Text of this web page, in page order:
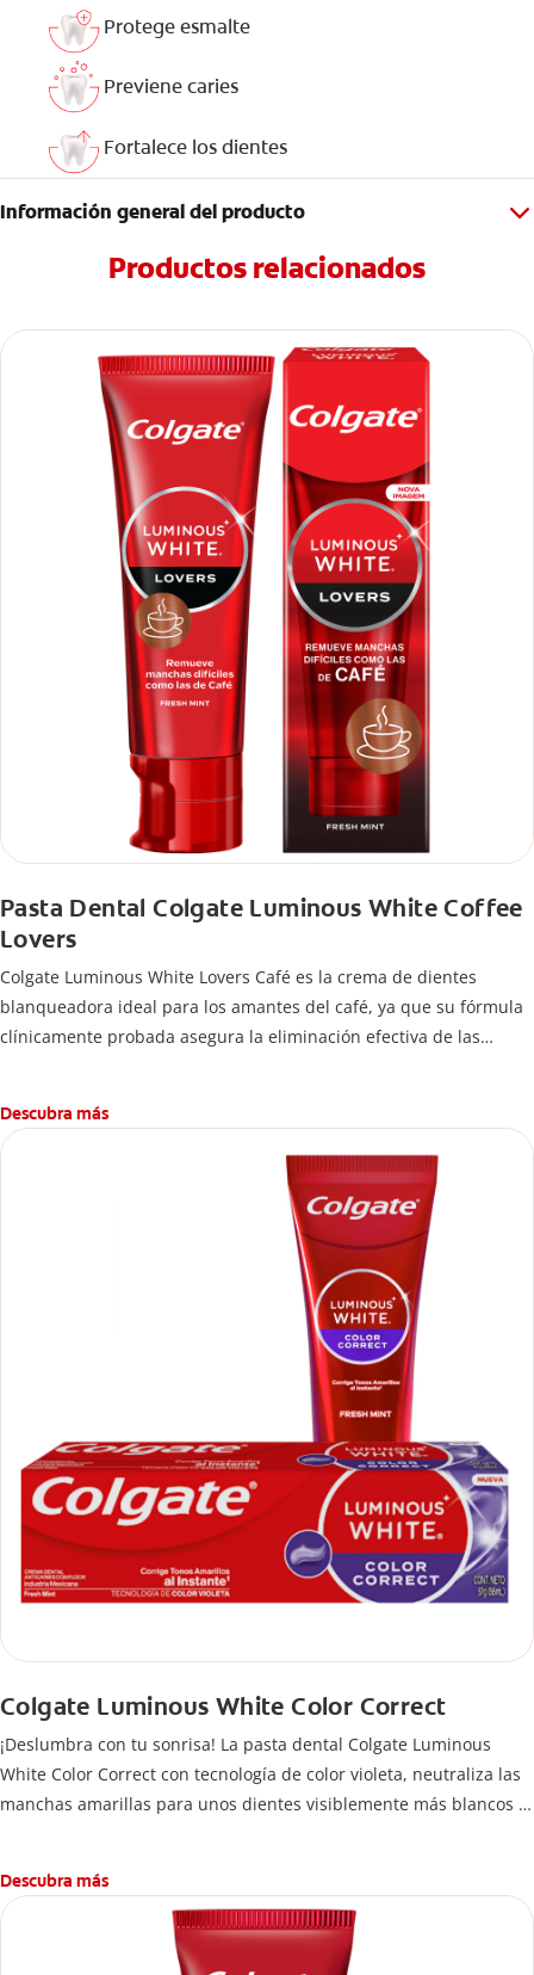
Protege esmalte
Previene caries
Fortalece los dientes
Información general del producto
Productos relacionados
Pasta Dental Colgate Luminous White Coffee
Lovers
Colgate Luminous White Lovers Café es la crema de dientes
blanqueadora ideal para los amantes del café, ya que su fórmula
clínicamente probada asegura la eliminación efectiva de las
Descubra más
Colgate Luminous White Color Correct
¡Deslumbra con tu sonrisa! La pasta dental Colgate Luminous
White Color Correct con tecnología de color violeta, neutraliza las
manchas amarillas para unos dientes visiblemente más blancos al
Descubra más